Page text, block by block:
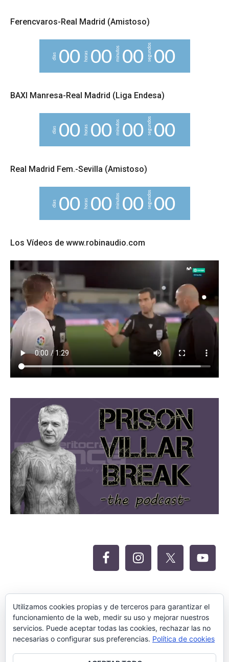
Ferencvaros-Real Madrid (Amistoso)
días 00 horas 00 minutos 00segundos00
BAXI Manresa-Real Madrid (Liga Endesa)
días 00 horas 00 minutos 00segundos00
Real Madrid Fem.-Sevilla (Amistoso)
días 00 horas 00 minutos 00segundos00
Los Vídeos de www.robinaudio.com
Utilizamos cookies propias y de terceros para garantizar el
funcionamiento de la web, medir su uso y mejorar nuestros
servicios. Puede aceptar todas las cookies, rechazar las no
necesarias o configurar sus preferencias. Política de cookies